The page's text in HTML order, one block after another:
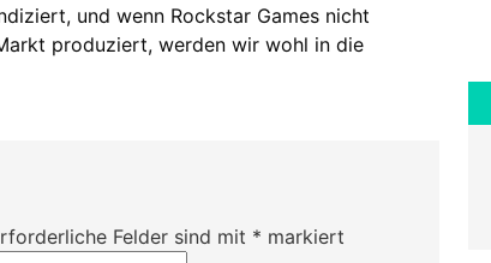
und wenn Rockstar Games nicht
produziert, werden wir wohl in die
Felder sind mit * markiert